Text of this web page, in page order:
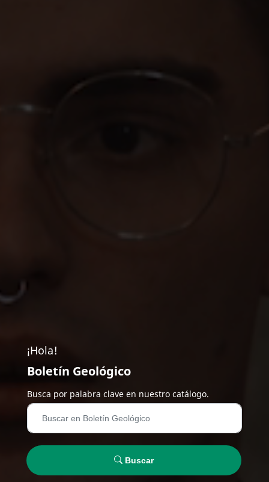
¡Hola!
Boletín Geológico
Busca por palabra clave en nuestro catálogo.
Buscar